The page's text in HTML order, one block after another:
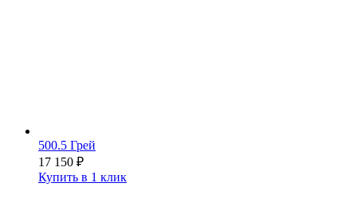
500.5 Грей
17 150 ₽
Купить в 1 клик